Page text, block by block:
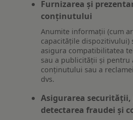
Furnizarea și
conținutului
Anumite informații (cum
capacitățile
asigura compatibilitatea
sau a publicității și pentru
conținutului sau a
dvs.
Asigurarea securității,
detectarea fraudei și